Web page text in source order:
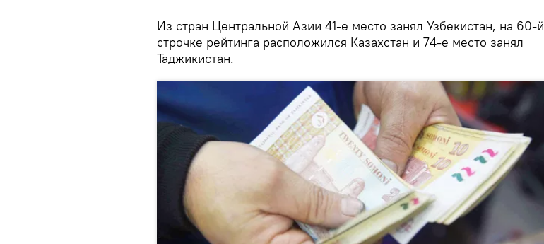
Из стран Центральной Азии 41-е место занял Узбекистан, на 60-й
строчке рейтинга расположился Казахстан и 74-е место занял
Таджикистан.